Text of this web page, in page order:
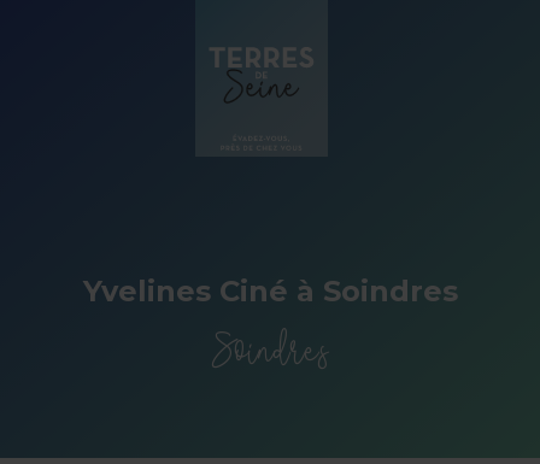
Yvelines Ciné à Soindres
Soindres